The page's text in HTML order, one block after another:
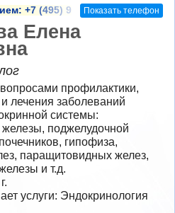
+7 (495) 9 Показать телефон
Елена
профилактики,
и лечения заболеваний
системы:
поджелудочной
гипофиза,
паращитовидных желез,
и т.д.
услуги: Эндокринология